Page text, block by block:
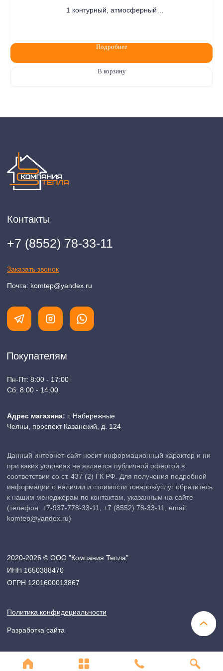
1 контурный, атмосферный
Подробнее
В корзину